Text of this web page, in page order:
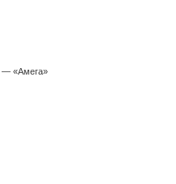
— «Амега»